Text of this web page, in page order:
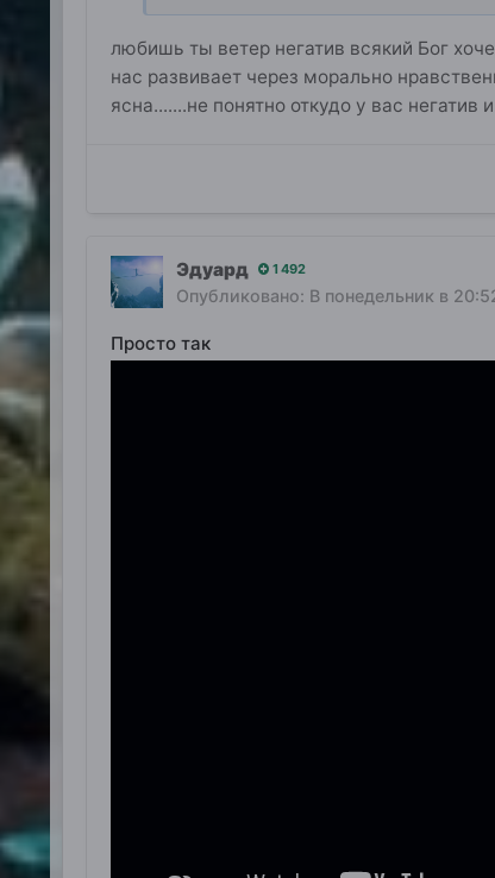
любишь ты ветер негатив всякий Бог
нас развивает через морально
ясна.......не понятно откудо у вас негатив
Эдуард 1 492
Опубликовано: В понедельник в
Просто так